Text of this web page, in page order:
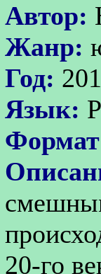
Автор:
Жанр:
Год:
Язык:
20-го